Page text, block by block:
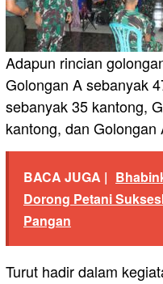
Adapun rincian
Golongan A sebanyak
sebanyak 35 kantong,
kantong, dan
BACA JUGA |
Dorong Petani
Pangan
Turut hadir dalam